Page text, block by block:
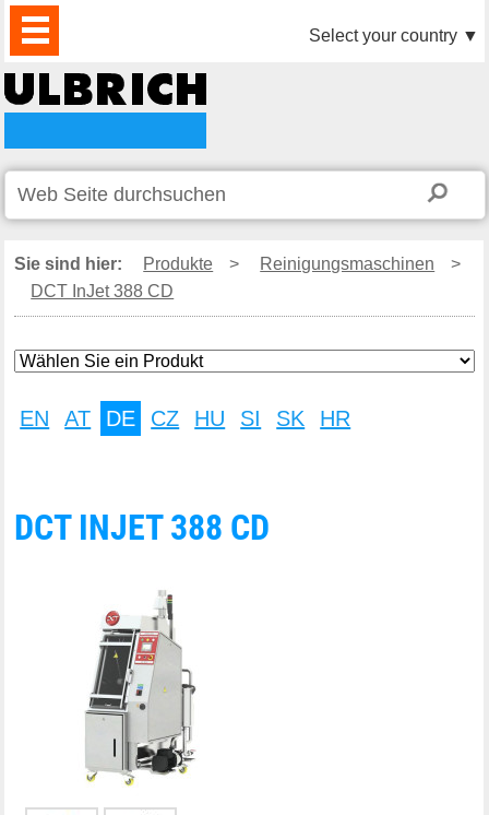
PRODUKTE
AKTUELLES
DOWNLOAD
VIDEO
PARTNER
UNTERNEHMEN
KONTAKTE Select your country ▼
Sie sind hier: Produkte > Reinigungsmaschinen
>
DCT InJet 388 CD
EN AT DE CZ HU SI SK HR
DCT INJET 388 CD